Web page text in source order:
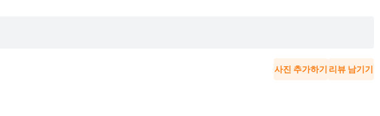
사진 추가하기 리뷰 남기기